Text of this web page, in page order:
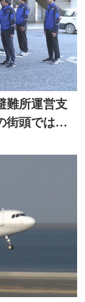
難所運営支
街頭では募